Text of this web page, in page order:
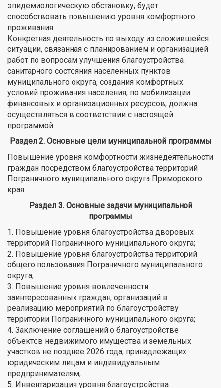
эпидемиологическую обстановку, будет
способствовать повышению уровня комфортного
проживания.
Конкретная деятельность по выходу из сложившейся
ситуации, связанная с планированием и организацией
работ по вопросам улучшения благоустройства,
санитарного состояния населённых пунктов
муниципального округа, создания комфортных
условий проживания населения, по мобилизации
финансовых и организационных ресурсов, должна
осуществляться в соответствии с настоящей
программой.
Раздел 2. Основные цели муниципальной программы
Повышение уровня комфортности жизнедеятельности
граждан посредством благоустройства территорий
Пограничного муниципального округа Приморского
края.
Раздел 3. Основные задачи муниципальной
программы
1. Повышение уровня благоустройства дворовых
территорий Пограничного муниципального округа;
2. Повышение уровня благоустройства территорий
общего пользования Пограничного муниципального
округа;
3. Повышение уровня вовлеченности
заинтересованных граждан, организаций в
реализацию мероприятий по благоустройству
территории Пограничного муниципального округа;
4. Заключение соглашений о благоустройстве
объектов недвижимого имущества и земельных
участков не позднее 2026 года, принадлежащих
юридическим лицам и индивидуальным
предпринимателям;
5. Инвентаризация уровня благоустройства